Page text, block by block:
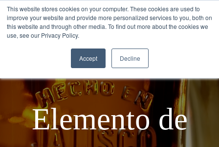
This website stores cookies on your computer. These cookies are used to
improve your website and provide more personalized services to you, both on
this website and through other media. To find out more about the cookies we
use, see our Privacy Policy.
Accept Decline
Elemento de